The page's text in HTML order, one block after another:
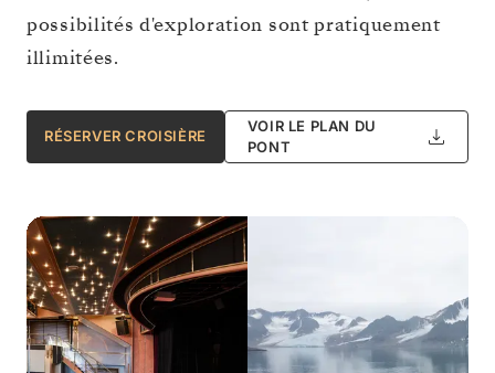
possibilités d'exploration sont pratiquement
illimitées.
RÉSERVER CROISIÈRE
VOIR LE PLAN DU
PONT